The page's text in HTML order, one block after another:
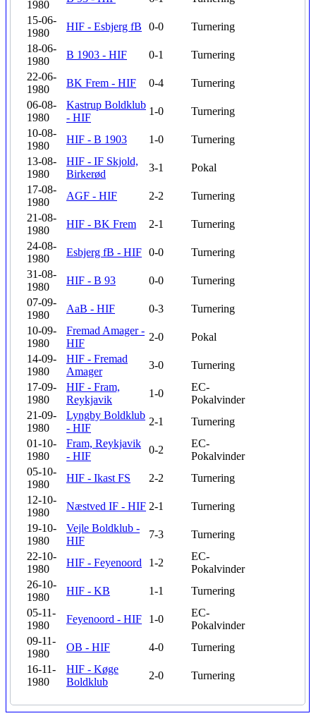
1980
15-06-
1980
HIF - Esbjerg fB 0-0
Turnering
18-06-
1980
B 1903 - HIF 0-1
Turnering
22-06-
1980
BK Frem - HIF 0-4
Turnering
06-08-
1980
Kastrup Boldklub
- HIF
1-0
Turnering
10-08-
1980
HIF - B 1903 1-0
Turnering
13-08-
1980
HIF - IF Skjold,
Birkerød
3-1
Pokal
17-08-
1980
AGF - HIF 2-2
Turnering
21-08-
1980
HIF - BK Frem 2-1
Turnering
24-08-
1980
Esbjerg fB - HIF 0-0
Turnering
31-08-
1980
HIF - B 93 0-0
Turnering
07-09-
1980
AaB - HIF 0-3
Turnering
10-09-
1980
Fremad Amager -
HIF
2-0
Pokal
14-09-
1980
HIF - Fremad
Amager
3-0
Turnering
17-09-
1980
HIF - Fram,
Reykjavik
1-0
EC-
Pokalvinder
21-09-
1980
Lyngby Boldklub
- HIF
2-1
Turnering
01-10-
1980
Fram, Reykjavik
- HIF
0-2
EC-
Pokalvinder
05-10-
1980
HIF - Ikast FS 2-2
Turnering
12-10-
1980
Næstved IF - HIF 2-1
Turnering
19-10-
1980
Vejle Boldklub -
HIF
7-3
Turnering
22-10-
1980
HIF - Feyenoord 1-2
EC-
Pokalvinder
26-10-
1980
HIF - KB 1-1
Turnering
05-11-
1980
Feyenoord - HIF 1-0
EC-
Pokalvinder
09-11-
1980
OB - HIF 4-0
Turnering
16-11-
1980
HIF - Køge
Boldklub
2-0 Turnering